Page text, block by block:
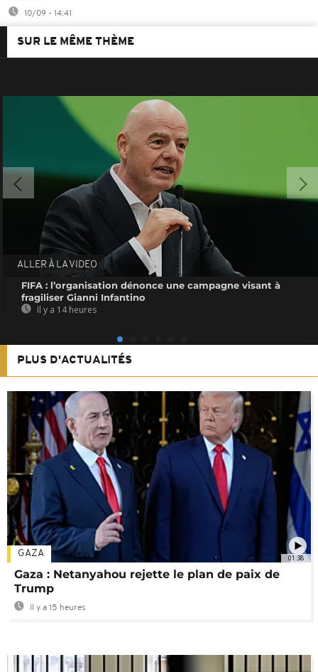
10/09 - 14:41
SUR LE MÊME THÈME
ALLER À LA VIDEO
FIFA : l’organisation dénonce une campagne visant à
fragiliser Gianni Infantino
Il y a 14 heures
PLUS D'ACTUALITÉS
01:38
GAZA
Gaza : Netanyahou rejette le plan de paix de
Trump
Il y a 15 heures